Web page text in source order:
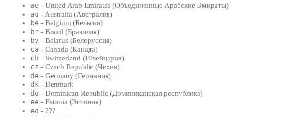
ae - United Arab Emirates (Объединенные Арабские Эмираты)
au - Australia (Австралия)
be - Belgium (Бельгия)
br - Brazil (Бразилия)
by - Belarus (Белоруссия)
ca - Canada (Канада)
ch - Switzerland (Швейцария)
cz - Czech Republic (Чехия)
de - Germany (Германия)
dk - Denmark
do - Dominican Republic (Доминиканская республика)
ee - Estonia (Эстония)
eo - ???